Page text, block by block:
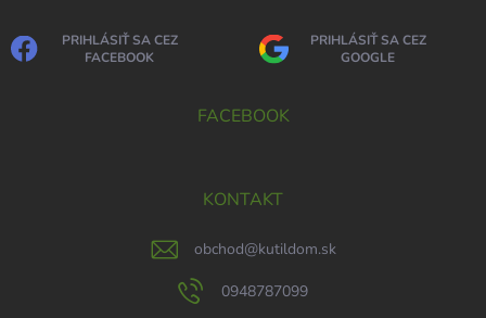
PRIHLÁSIŤ SA CEZ
FACEBOOK
PRIHLÁSIŤ SA CEZ
GOOGLE
FACEBOOK
KONTAKT
obchod@kutildom.sk
0948787099